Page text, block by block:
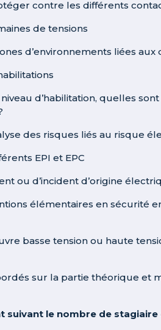
contre les différents
de tensions
d’environnements liées
d’habilitation, quelles
des risques liés au risque
EPI et EPC
ou d’incident d’origine
élémentaires en sécurité
basse tension ou haute
sur la partie théorique et
suivant le nombre de stagiaire